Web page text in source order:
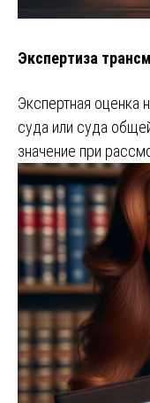
Экспертиза
Экспертная оценка
суда или суда
значение при